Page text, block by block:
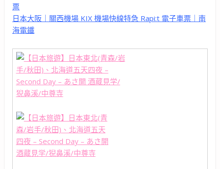
票
日本大阪｜關西機場 KIX 機場快線特急 Rapi:t 電子車票｜南
海電鐵